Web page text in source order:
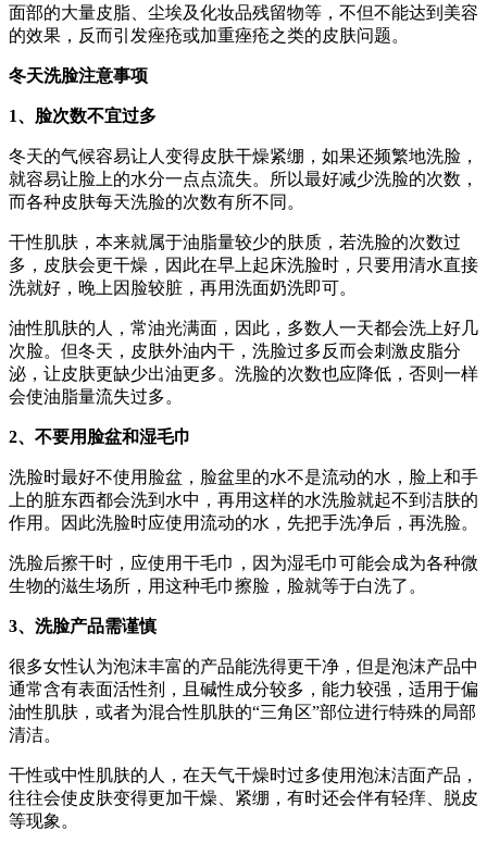
面部的大量皮脂、尘埃及化妆品残留物等，不但不能达到美容
的效果，反而引发痤疮或加重痤疮之类的皮肤问题。
冬天洗脸注意事项
1、脸次数不宜过多
冬天的气候容易让人变得皮肤干燥紧绷，如果还频繁地洗脸，
就容易让脸上的水分一点点流失。所以最好减少洗脸的次数，
而各种皮肤每天洗脸的次数有所不同。
干性肌肤，本来就属于油脂量较少的肤质，若洗脸的次数过
多，皮肤会更干燥，因此在早上起床洗脸时，只要用清水直接
洗就好，晚上因脸较脏，再用洗面奶洗即可。
油性肌肤的人，常油光满面，因此，多数人一天都会洗上好几
次脸。但冬天，皮肤外油内干，洗脸过多反而会刺激皮脂分
泌，让皮肤更缺少出油更多。洗脸的次数也应降低，否则一样
会使油脂量流失过多。
2、不要用脸盆和湿毛巾
洗脸时最好不使用脸盆，脸盆里的水不是流动的水，脸上和手
上的脏东西都会洗到水中，再用这样的水洗脸就起不到洁肤的
作用。因此洗脸时应使用流动的水，先把手洗净后，再洗脸。
洗脸后擦干时，应使用干毛巾，因为湿毛巾可能会成为各种微
生物的滋生场所，用这种毛巾擦脸，脸就等于白洗了。
3、洗脸产品需谨慎
很多女性认为泡沫丰富的产品能洗得更干净，但是泡沫产品中
通常含有表面活性剂，且碱性成分较多，能力较强，适用于偏
油性肌肤，或者为混合性肌肤的“三角区”部位进行特殊的局部
清洁。
干性或中性肌肤的人，在天气干燥时过多使用泡沫洁面产品，
往往会使皮肤变得更加干燥、紧绷，有时还会伴有轻痒、脱皮
等现象。